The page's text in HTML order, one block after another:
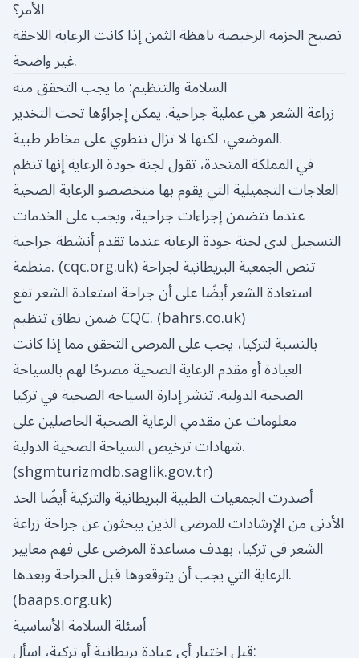
الأمر؟
تصبح الحزمة الرخيصة باهظة الثمن إذا كانت الرعاية اللاحقة
غير واضحة.
السلامة والتنظيم: ما يجب التحقق منه
زراعة الشعر هي عملية جراحية. يمكن إجراؤها تحت التخدير
الموضعي، لكنها لا تزال تنطوي على مخاطر طبية.
في المملكة المتحدة، تقول لجنة جودة الرعاية إنها تنظم
العلاجات التجميلية التي يقوم بها متخصصو الرعاية الصحية
عندما تتضمن إجراءات جراحية، ويجب على الخدمات
التسجيل لدى لجنة جودة الرعاية عندما تقدم أنشطة جراحية
منظمة. (cqc.org.uk) تنص الجمعية البريطانية لجراحة
استعادة الشعر أيضًا على أن جراحة استعادة الشعر تقع
ضمن نطاق تنظيم CQC. (bahrs.co.uk)
بالنسبة لتركيا، يجب على المرضى التحقق مما إذا كانت
العيادة أو مقدم الرعاية الصحية مصرحًا لهم بالسياحة
الصحية الدولية. تنشر إدارة السياحة الصحية في تركيا
معلومات عن مقدمي الرعاية الصحية الحاصلين على
شهادات ترخيص السياحة الصحية الدولية.
(shgmturizmdb.saglik.gov.tr)
أصدرت الجمعيات الطبية البريطانية والتركية أيضًا الحد
الأدنى من الإرشادات للمرضى الذين يبحثون عن جراحة زراعة
الشعر في تركيا، بهدف مساعدة المرضى على فهم معايير
الرعاية التي يجب أن يتوقعوها قبل الجراحة وبعدها.
(baaps.org.uk)
أسئلة السلامة الأساسية
قبل اختيار أي عيادة بريطانية أو تركية، اسأل: